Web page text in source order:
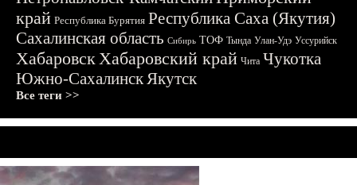
край Республика Бурятия Республика Саха (Якутия)
Сахалинская область Сибирь ТОФ Тында Улан-Удэ Уссурийск
ХабаровскХабаровский край Чита Чукотка
Южно-СахалинскЯкутск
Все теги >>